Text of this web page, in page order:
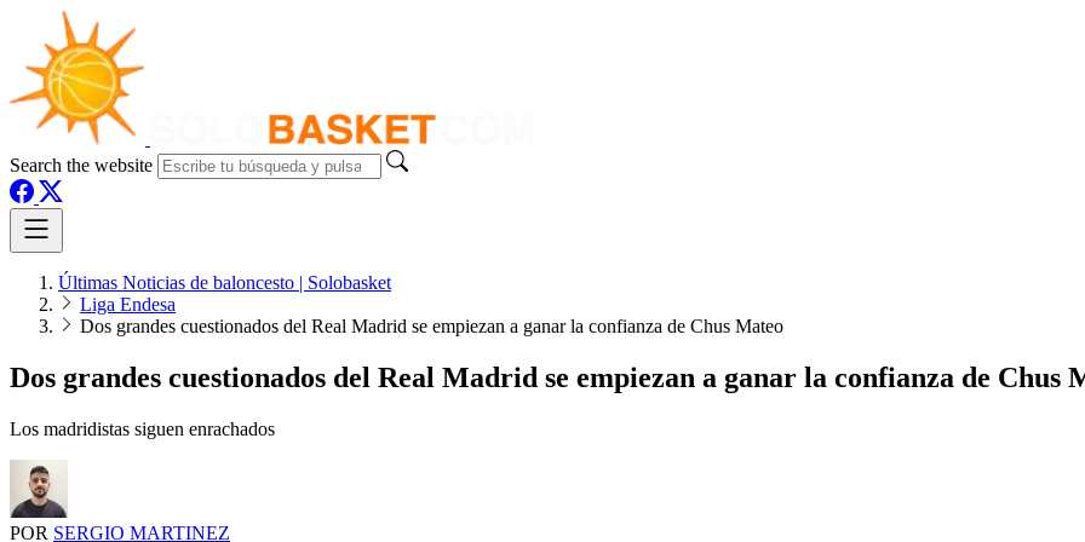
Search the website
Últimas Noticias de baloncesto | Solobasket
Liga Endesa
Dos grandes cuestionados del Real Madrid se empiezan a ganar la confianza de Chus Mateo
Dos grandes cuestionados del Real Madrid se empiezan a ganar la confianza de Chus
Los madridistas siguen enrachados
POR SERGIO MARTINEZ